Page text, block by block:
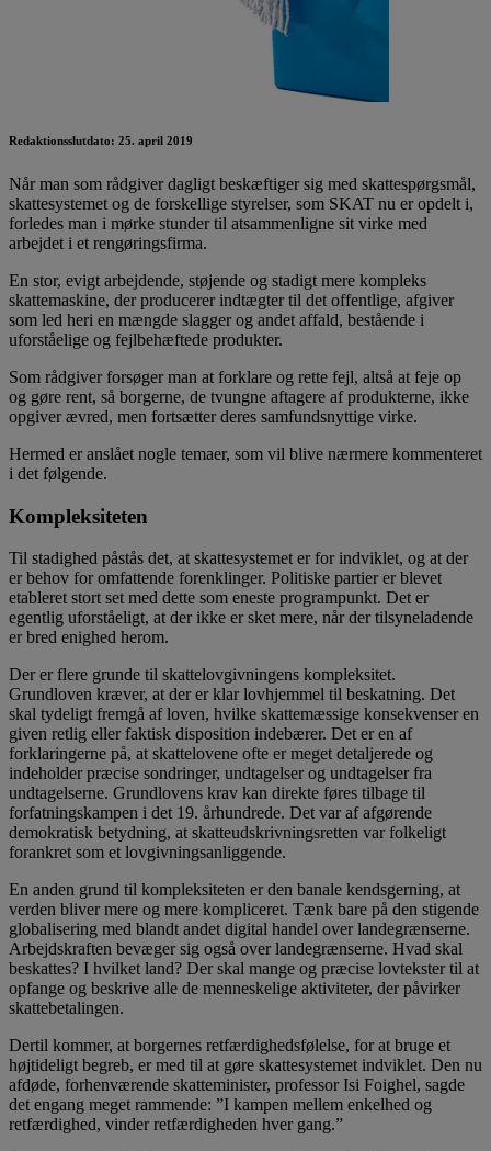
Redaktionsslutdato: 25. april 2019
Når man som rådgiver dagligt beskæftiger sig med skattespørgsmål,
skattesystemet og de forskellige styrelser, som SKAT nu er opdelt i,
forledes man i mørke stunder til atsammenligne sit virke med
arbejdet i et rengøringsfirma.
En stor, evigt arbejdende, støjende og stadigt mere kompleks
skattemaskine, der producerer indtægter til det offentlige, afgiver
som led heri en mængde slagger og andet affald, bestående i
uforståelige og fejlbehæftede produkter.
Som rådgiver forsøger man at forklare og rette fejl, altså at feje op
og gøre rent, så borgerne, de tvungne aftagere af produkterne, ikke
opgiver ævred, men fortsætter deres samfundsnyttige virke.
Hermed er anslået nogle temaer, som vil blive nærmere kommenteret
i det følgende.
Kompleksiteten
Til stadighed påstås det, at skattesystemet er for indviklet, og at der
er behov for omfattende forenklinger. Politiske partier er blevet
etableret stort set med dette som eneste programpunkt. Det er
egentlig uforståeligt, at der ikke er sket mere, når der tilsyneladende
er bred enighed herom.
Der er flere grunde til skattelovgivningens kompleksitet.
Grundloven kræver, at der er klar lovhjemmel til beskatning. Det
skal tydeligt fremgå af loven, hvilke skattemæssige konsekvenser en
given retlig eller faktisk disposition indebærer. Det er en af
forklaringerne på, at skattelovene ofte er meget detaljerede og
indeholder præcise sondringer, undtagelser og undtagelser fra
undtagelserne. Grundlovens krav kan direkte føres tilbage til
forfatningskampen i det 19. århundrede. Det var af afgørende
demokratisk betydning, at skatteudskrivningsretten var folkeligt
forankret som et lovgivningsanliggende.
En anden grund til kompleksiteten er den banale kendsgerning, at
verden bliver mere og mere kompliceret. Tænk bare på den stigende
globalisering med blandt andet digital handel over landegrænserne.
Arbejdskraften bevæger sig også over landegrænserne. Hvad skal
beskattes? I hvilket land? Der skal mange og præcise lovtekster til at
opfange og beskrive alle de menneskelige aktiviteter, der påvirker
skattebetalingen.
Dertil kommer, at borgernes retfærdighedsfølelse, for at bruge et
højtideligt begreb, er med til at gøre skattesystemet indviklet. Den nu
afdøde, forhenværende skatteminister, professor Isi Foighel, sagde
det engang meget rammende: ”I kampen mellem enkelhed og
retfærdighed, vinder retfærdigheden hver gang.”